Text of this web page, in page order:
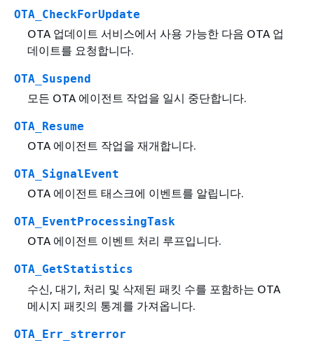
OTA_CheckForUpdate
OTA 업데이트 서비스에서 사용 가능한 다음 OTA 업
데이트를 요청합니다.
OTA_Suspend
모든 OTA 에이전트 작업을 일시 중단합니다.
OTA_Resume
OTA 에이전트 작업을 재개합니다.
OTA_SignalEvent
OTA 에이전트 태스크에 이벤트를 알립니다.
OTA_EventProcessingTask
OTA 에이전트 이벤트 처리 루프입니다.
OTA_GetStatistics
수신, 대기, 처리 및 삭제된 패킷 수를 포함하는 OTA
메시지 패킷의 통계를 가져옵니다.
OTA_Err_strerror